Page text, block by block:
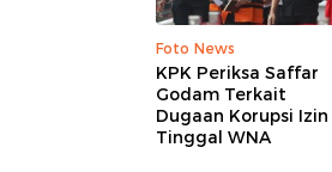
Foto News
KPK Periksa Saffar
Godam Terkait
Dugaan Korupsi Izin
Tinggal WNA